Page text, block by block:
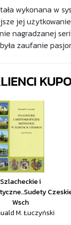
wykonana w
jej
nagradzanej
zaufanie
Szlacheckie i
Wsch
M. Łuczyński